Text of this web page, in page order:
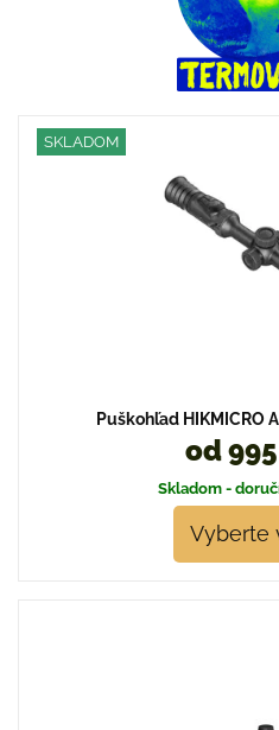
SKLADOM
Puškohľad HIKMICRO
od
Skladom -
Vyberte